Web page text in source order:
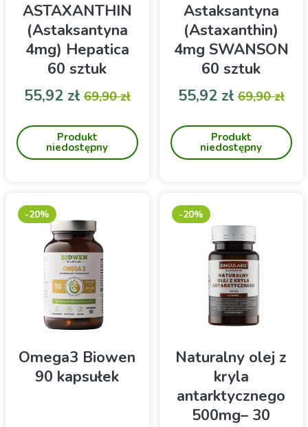
ASTAXANTHIN
(Astaksantyna
4mg) Hepatica
60 sztuk
Astaxanthin zawiera
najwyższej jakości
naturalną astaksantynę ze
dla najlepszego
przyswajania.
Cena
55,92 złCena podstawowa
69,90 zł
Produkt
niedostępny
Astaksantyna
(Astaxanthin)
4mg SWANSON
60 sztuk
4mg - (60 kap).
Antyoksydant
Cena
55,92 złCena
69,90 zł
Produkt
niedostępny
Omega3 Biowen
90 kapsułek
-20%
Naturalny olej z
kryla
antarktycznego
500mg– 30
-20%